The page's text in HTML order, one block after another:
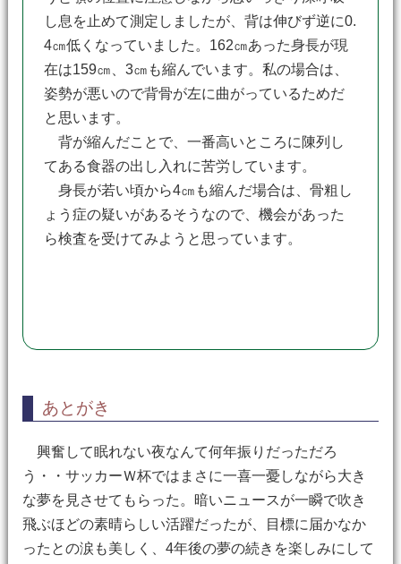
し息を止めて測定しましたが、背は伸びず逆に0.
4㎝低くなっていました。162㎝あった身長が現
在は159㎝、3㎝も縮んでいます。私の場合は、
姿勢が悪いので背骨が左に曲がっているためだ
と思います。
背が縮んだことで、一番高いところに陳列し
てある食器の出し入れに苦労しています。
身長が若い頃から4㎝も縮んだ場合は、骨粗し
ょう症の疑いがあるそうなので、機会があった
ら検査を受けてみようと思っています。
あとがき
興奮して眠れない夜なんて何年振りだっただろ
う・・サッカーＷ杯ではまさに一喜一憂しながら大き
な夢を見させてもらった。暗いニュースが一瞬で吹き
飛ぶほどの素晴らしい活躍だったが、目標に届かなか
ったとの涙も美しく、4年後の夢の続きを楽しみにして